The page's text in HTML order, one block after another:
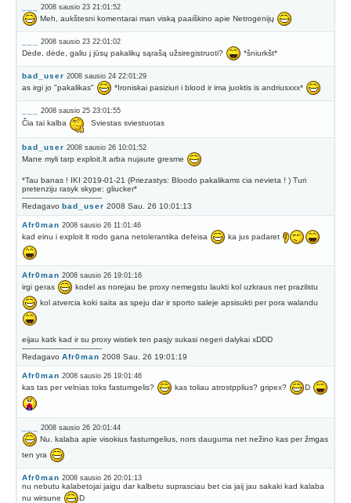
2008 sausio 23 21:01:52
Meh, aukštesni komentarai man viską paaiškino apie Netrogėnijų
2008 sausio 23 22:01:02
Dėde, dėde, galiu į jūsų pakalikų sąrašą užsiregistruoti? *šniurkšt*
bad_user 2008 sausio 24 22:01:29
as irgi jo "pakalikas" *Ironiskai pasiziuri i blood ir ima juoktis is andriusxxx*
2008 sausio 25 23:01:55
Čia tai kalba Sviestas sviestuotas
bad_user 2008 sausio 26 10:01:52
Mane myli tarp exploit.lt arba nujaute gresme
*Tau banas ! IKI 2019-01-21 (Priezastys: Bloodo pakalikams cia nevieta ! ) Turi
pretenziju rasyk skype: gliucker*
----------------------------------
Redagavo bad_user 2008 Sau. 26 10:01:13
Afr0man 2008 sausio 26 11:01:46
kad einu i exploit lt rodo gana netolerantika defeisa ka jus padaret
Afr0man 2008 sausio 26 19:01:16
irgi geras
kodel as norejau be proxy nemegstu laukti kol uzkraus net prazilstu
kol atvercia koki saita as speju dar ir sporto saleje apsisukti per pora walandu
eijau katk kad ir su proxy wistiek ten pasjy sukasi negeri dalykai xDDD
----------------------------------
Redagavo Afr0man 2008 Sau. 26 19:01:19
Afr0man 2008 sausio 26 19:01:46
kas tas per velnias toks fastumgelis? kas toliau atrostpplius? gripex? D
2008 sausio 26 20:01:44
Nu. kalaba apie visokius fastumgelius, nors dauguma net nežino kas per žmgas
ten yra
Afr0man 2008 sausio 26 20:01:13
nu nebutu kalabetojai jaigu dar kalbetu suprasciau bet cia jaij jau sakaki kad kalaba
nu wirsune
D